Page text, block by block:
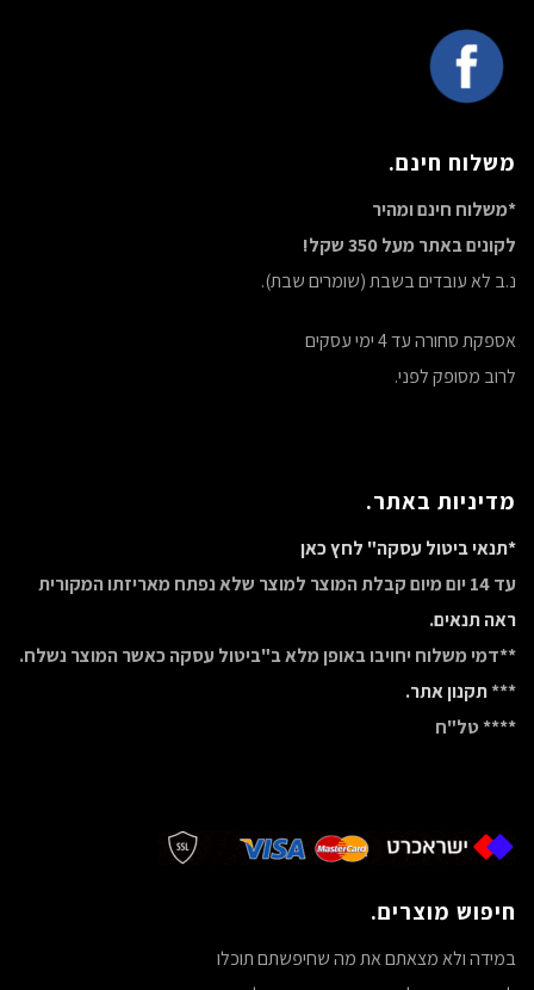
משלוח חינם.
*משלוח חינם ומהיר
לקונים באתר מעל 350 שקל!
נ.ב לא עובדים בשבת (שומרים שבת).
אספקת סחורה עד 4 ימי עסקים
לרוב מסופק לפני.
מדיניות באתר.
*תנאי ביטול עסקה" לחץ כאן
עד 14 יום מיום קבלת המוצר למוצר שלא נפתח מאריזתו המקורית
ראה תנאים.
**דמי משלוח יחויבו באופן מלא ב"ביטול עסקה כאשר המוצר נשלח.
***תקנון אתר.
**** טל"ח
חיפוש מוצרים.
במידה ולא מצאתם את מה שחיפשתם תוכלו